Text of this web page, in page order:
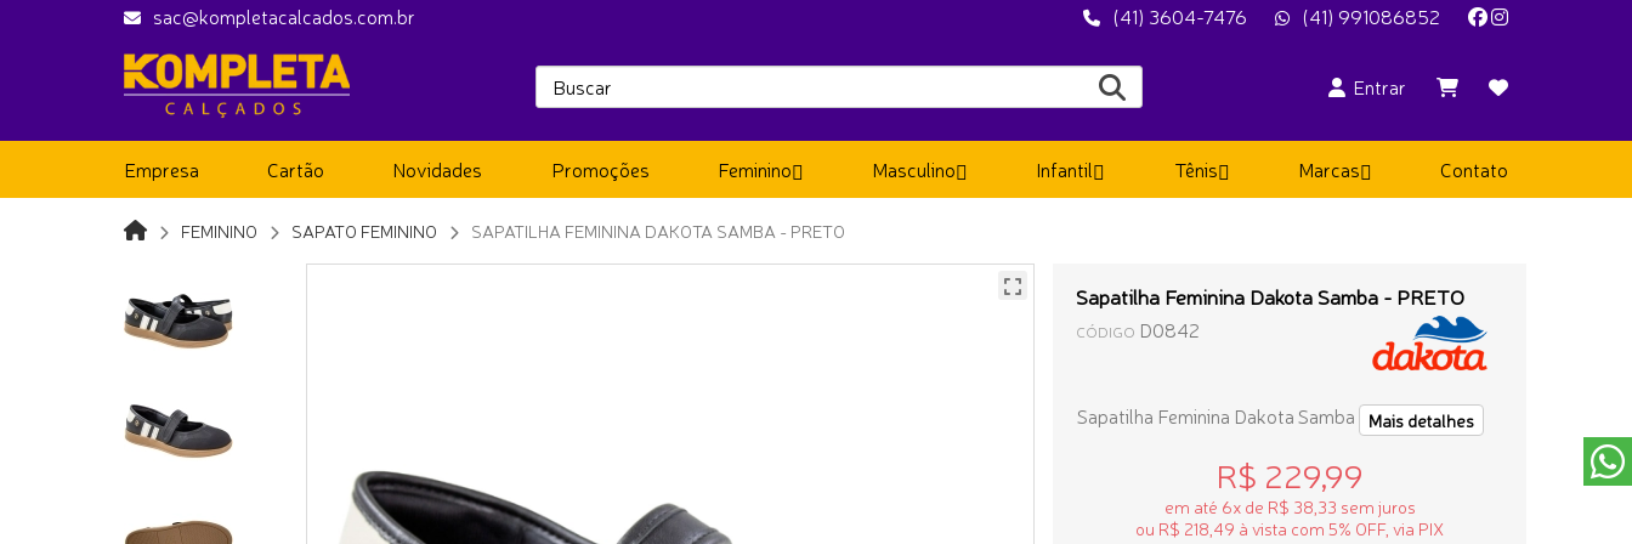
sac@kompletacalcados.com.br (41) 3604-7476 (41) 991086852
Entrar
Empresa Cartão Novidades Promoções Feminino Masculino Infantil Tênis Marcas Contato
FEMININO SAPATO FEMININO SAPATILHA FEMININA DAKOTA SAMBA - PRETO
Sapatilha Feminina Dakota Samba - PRETO
CÓDIGO D0842
Sapatilha Feminina Dakota Samba Mais detalhes
R$ 229,99
em até 6x de R$ 38,33 sem juros
ou R$ 218,49 à vista com 5% OFF, via PIX